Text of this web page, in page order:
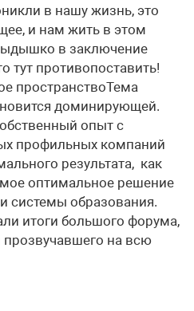
в нашу жизнь, это
и нам жить в этом
в заключение
тут противопоставить!
пространствоТема
доминирующей.
опыт с
профильных компаний
результата, как
оптимальное решение
системы образования.
итоги большого форума,
на всю